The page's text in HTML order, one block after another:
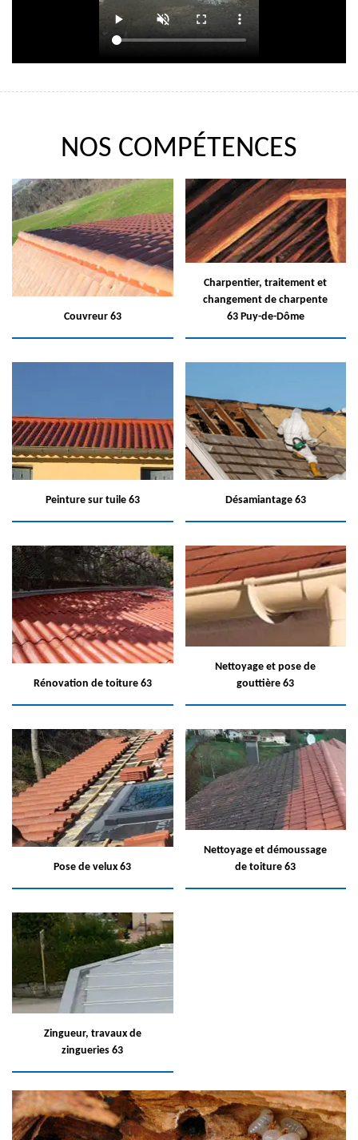
NOS COMPÉTENCES
Couvreur 63
Charpentier, traitement et
changement de charpente
63 Puy-de-Dôme
Peinture sur tuile 63 Désamiantage 63
Rénovation de toiture 63
Nettoyage et pose de
gouttière 63
Pose de velux 63
Nettoyage et démoussage
de toiture 63
Zingueur, travaux de
zingueries 63